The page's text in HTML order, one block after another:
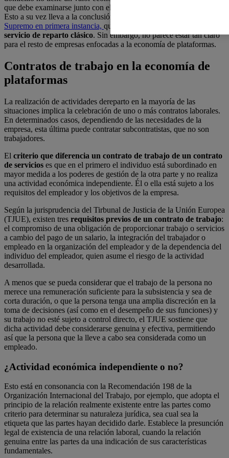
que debe examinarse junto con el servicio de reparto en su totalidad.
Esto a su vez lleva a la conclusión, como ha
Supremo en primera instancia, que estas empresas realizan un
servicio de reparto clásico. Sin embargo, no parece estar tan claro
para el resto de empresas enfocadas a la economía de plataformas.
Contratos de trabajo en la economía de
plataformas
La realización de actividades dereparto en la mayoría de las
situaciones implica la celebración de uno o más contratos laborales.
En determinados casos, dependiendo de las necesidades de la
empresa, esta última puede contratar subcontratistas, que no son
trabajadores.
El criterio que diferencia un contrato de trabajo de un contrato
de servicios es que en el primero el individuo está subordinado en
mayor medida a los poderes de gestión de la otra parte y no realiza
una actividad económica independiente. Él o ella está sujeto a los
requisitos del empleador y los objetivos de la empresa.
Según la jurisprudencia del Tirbunal de Justicia de la Unión Europea
(TJUE), existen tres requisitos previos de un contrato de trabajo:
el compromiso de una obligación de proporcionar trabajo o servicios
a cambio del pago de un salario, la integración del trabajador o
empleado en la organización del empleador y de la dependencia del
individuo del empleador, quien asume el riesgo de la actividad
desarrollada.
A menos que se pueda considerar que el trabajo de la persona no
merece una remuneración suficiente para la subsistencia y sea de
corta duración, o que la persona tenga una amplia discreción en la
toma de decisiones (así como en el desempeño de sus funciones) y
su trabajo no esté sujeto a control directo, el TJUE sostiene que
dicha actividad debe considerarse genuina y efectiva, permitiendo
así que la persona que la lleve a cabo sea considerada como un
empleado.
¿Actividad económica independiente o no?
Esto está en consonancia con la Recomendación 198 de la
Organización Internacional del Trabajo, por ejemplo, que adopta el
principio de la relación realmente existente entre las partes como
criterio para determinar su naturaleza jurídica, sea cual sea la
etiqueta que las partes hayan decidido darle. Establece la presunción
legal de existencia de una relación laboral, cuando la relación
genuina entre las partes da una indicación de sus características
fundamentales.